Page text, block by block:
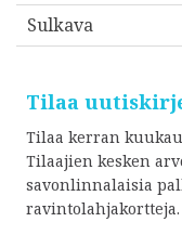
Sulkava
Tilaa
Tilaa kerran
Tilaajien kesken
savonlinnalaisia
ravintolahjakortteja.